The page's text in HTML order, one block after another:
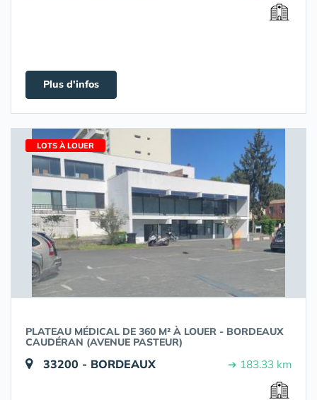
Plus d'infos
LOTS À LOUER
PLATEAU MÉDICAL DE 360 M² À LOUER - BORDEAUX
CAUDÉRAN (AVENUE PASTEUR)
33200 - BORDEAUX ➔ 183.33 km